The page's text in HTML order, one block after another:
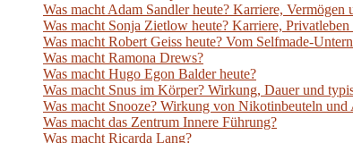
Was macht Adam Sandler heute? Karriere, Vermögen
Was macht Sonja Zietlow heute? Karriere,
Was macht Robert Geiss heute? Vom Selfmade-
Was macht Ramona Drews?
Was macht Hugo Egon Balder heute?
Was macht Snus im Körper? Wirkung, Dauer und
Was macht Snooze? Wirkung von Nikotinbeuteln und
Was macht das Zentrum Innere Führung?
Was macht Ricarda Lang?